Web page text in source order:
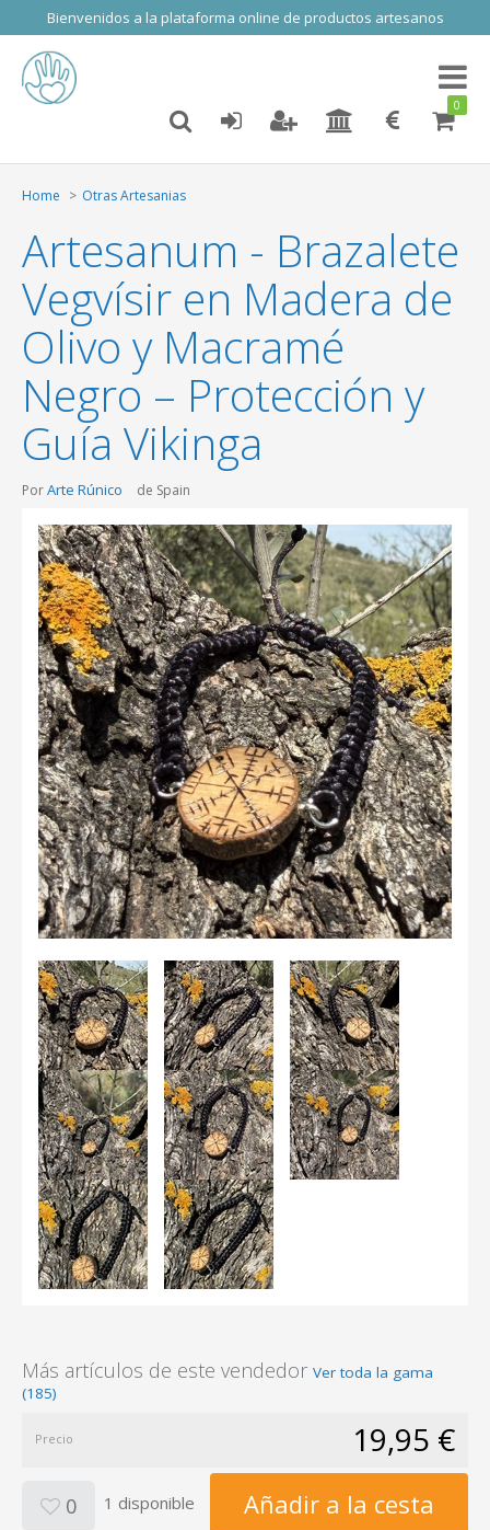
Bienvenidos a la plataforma online de productos artesanos
Toggle
0
Home Otras Artesanias
Artesanum - Brazalete
Vegvísir en Madera de
Olivo y Macramé
Negro – Protección y
Guía Vikinga
PorArte Rúnico de Spain
Más artículos de este vendedor Ver toda la gama
(185)
Precio 19,95 €
0 1 disponible Añadir a la cesta